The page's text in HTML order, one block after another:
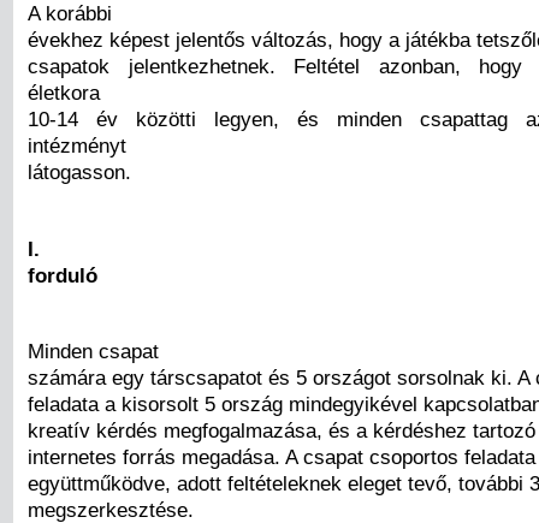
A korábbi
évekhez képest jelentős változás, hogy a játékba
csapatok jelentkezhetnek. Feltétel azonban, hogy
életkora
10-14 év közötti legyen, és minden csapattag
intézményt
látogasson.
I.
forduló
Minden csapat
számára egy társcsapatot és 5 országot sorsolnak ki. A
feladata a kisorsolt 5 ország mindegyikével
kreatív kérdés megfogalmazása, és a kérdéshez
internetes forrás megadása. A csapat csoportos
együttműködve, adott feltételeknek eleget tevő, további
megszerkesztése.